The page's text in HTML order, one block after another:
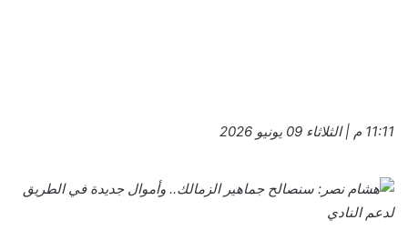
11:11 م | الثلاثاء 09 يونيو 2026